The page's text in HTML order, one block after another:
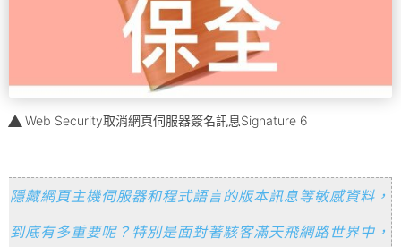
Web Security取消網頁伺服器簽名訊息Signature 6
隱藏網頁主機伺服器和程式語言的版本訊息等敏感資料，
到底有多重要呢？特別是面對著駭客滿天飛網路世界中，